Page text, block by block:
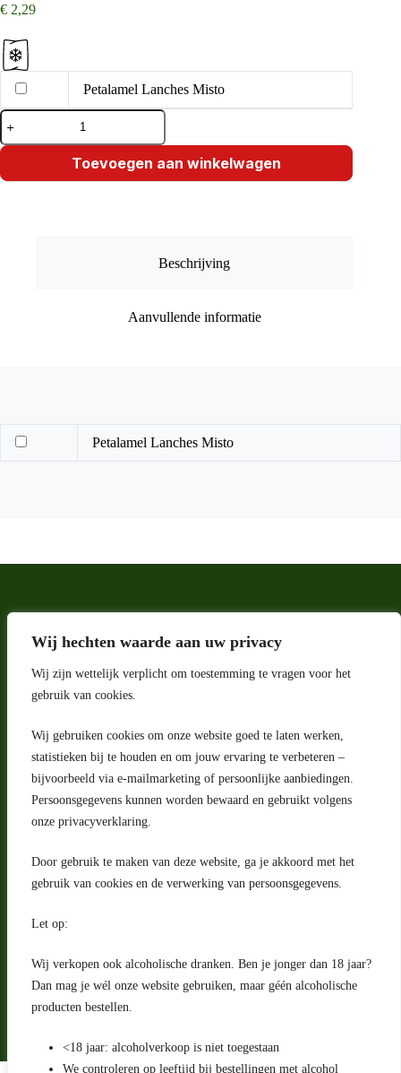
Wij hechten waarde aan uw privacy
Wij zijn wettelijk verplicht om toestemming te vragen voor het
gebruik van cookies.
Wij gebruiken cookies om onze website goed te laten werken,
statistieken bij te houden en om jouw ervaring te verbeteren –
bijvoorbeeld via e-mailmarketing of persoonlijke aanbiedingen.
Persoonsgegevens kunnen worden bewaard en gebruikt volgens
onze privacyverklaring.
Door gebruik te maken van deze website, ga je akkoord met het
gebruik van cookies en de verwerking van persoonsgegevens.
Let op:
Wij verkopen ook alcoholische dranken. Ben je jonger dan 18 jaar?
Dan mag je wél onze website gebruiken, maar géén alcoholische
producten bestellen.
<18 jaar: alcoholverkoop is niet toegestaan
We controleren op leeftijd bij bestellingen met alcohol
€ 2,29
Petalamel Lanches Misto
Petalamel
Lanches
Misto
Toevoegen aan winkelwagen
Beschrijving
Aanvullende informatie
Petalamel Lanches Misto
Adres
Riga 4 E
2993 LW Barendrecht
Nederland
Contact
klantenservice@portugeseproducten.nl
Facebook
Herroepingsrecht
Bij bezorging van alcoholhoudende dranken voert de bezorger